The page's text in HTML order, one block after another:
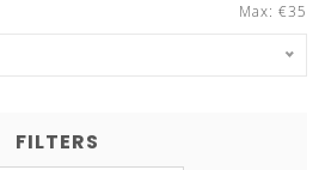
Max: €35
FILTERS